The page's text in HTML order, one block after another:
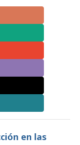
en las